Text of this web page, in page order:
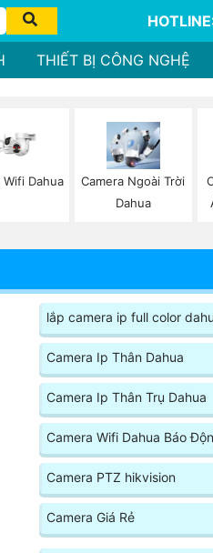
THIẾT BỊ CÔNG NGHỆ
Wifi Dahua
Camera Ngoài Trời
Dahua
lắp camera ip full color
Camera Ip Thân Dahua
Camera Ip Thân Trụ Dahua
Camera Wifi Dahua Báo
Camera PTZ hikvision
Camera Giá Rẻ